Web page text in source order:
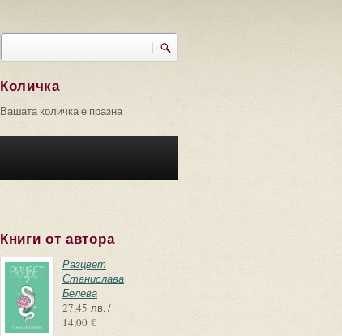
Търси
Количка
Вашата количка е празна
Книги от автора
Разцвет
Станислава
Белева
27,45 лв. /
14,00 €